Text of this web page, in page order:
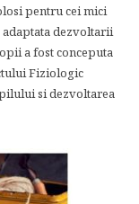
pentru cei mici
dezvoltarii
a fost conceputa
Fiziologic
si dezvoltarea